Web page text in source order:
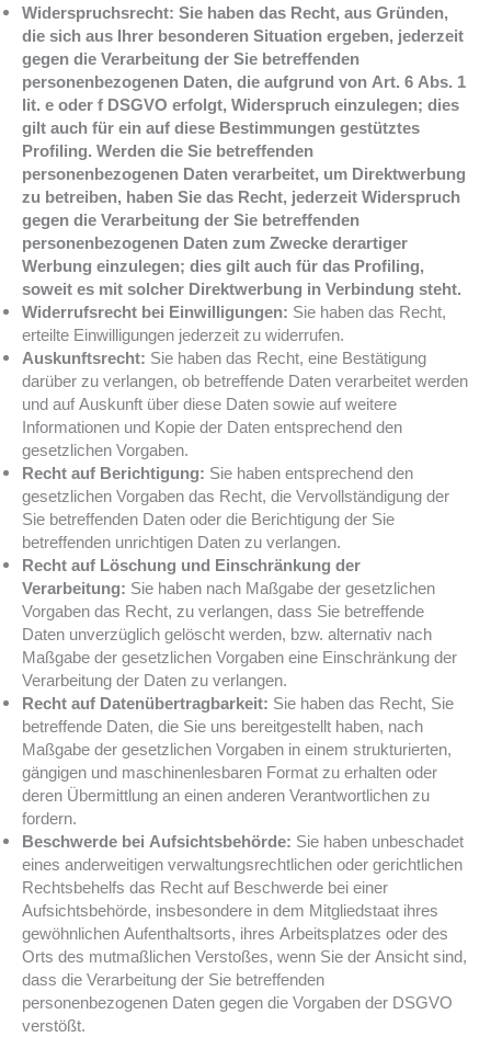
Widerspruchsrecht: Sie haben das Recht, aus Gründen,
die sich aus Ihrer besonderen Situation ergeben, jederzeit
gegen die Verarbeitung der Sie betreffenden
personenbezogenen Daten, die aufgrund von Art. 6 Abs. 1
lit. e oder f DSGVO erfolgt, Widerspruch einzulegen; dies
gilt auch für ein auf diese Bestimmungen gestütztes
Profiling. Werden die Sie betreffenden
personenbezogenen Daten verarbeitet, um Direktwerbung
zu betreiben, haben Sie das Recht, jederzeit Widerspruch
gegen die Verarbeitung der Sie betreffenden
personenbezogenen Daten zum Zwecke derartiger
Werbung einzulegen; dies gilt auch für das Profiling,
soweit es mit solcher Direktwerbung in Verbindung steht.
Widerrufsrecht bei Einwilligungen: Sie haben das Recht,
erteilte Einwilligungen jederzeit zu widerrufen.
Auskunftsrecht: Sie haben das Recht, eine Bestätigung
darüber zu verlangen, ob betreffende Daten verarbeitet werden
und auf Auskunft über diese Daten sowie auf weitere
Informationen und Kopie der Daten entsprechend den
gesetzlichen Vorgaben.
Recht auf Berichtigung: Sie haben entsprechend den
gesetzlichen Vorgaben das Recht, die Vervollständigung der
Sie betreffenden Daten oder die Berichtigung der Sie
betreffenden unrichtigen Daten zu verlangen.
Recht auf Löschung und Einschränkung der
Verarbeitung: Sie haben nach Maßgabe der gesetzlichen
Vorgaben das Recht, zu verlangen, dass Sie betreffende
Daten unverzüglich gelöscht werden, bzw. alternativ nach
Maßgabe der gesetzlichen Vorgaben eine Einschränkung der
Verarbeitung der Daten zu verlangen.
Recht auf Datenübertragbarkeit: Sie haben das Recht, Sie
betreffende Daten, die Sie uns bereitgestellt haben, nach
Maßgabe der gesetzlichen Vorgaben in einem strukturierten,
gängigen und maschinenlesbaren Format zu erhalten oder
deren Übermittlung an einen anderen Verantwortlichen zu
fordern.
Beschwerde bei Aufsichtsbehörde: Sie haben unbeschadet
eines anderweitigen verwaltungsrechtlichen oder gerichtlichen
Rechtsbehelfs das Recht auf Beschwerde bei einer
Aufsichtsbehörde, insbesondere in dem Mitgliedstaat ihres
gewöhnlichen Aufenthaltsorts, ihres Arbeitsplatzes oder des
Orts des mutmaßlichen Verstoßes, wenn Sie der Ansicht sind,
dass die Verarbeitung der Sie betreffenden
personenbezogenen Daten gegen die Vorgaben der DSGVO
verstößt.